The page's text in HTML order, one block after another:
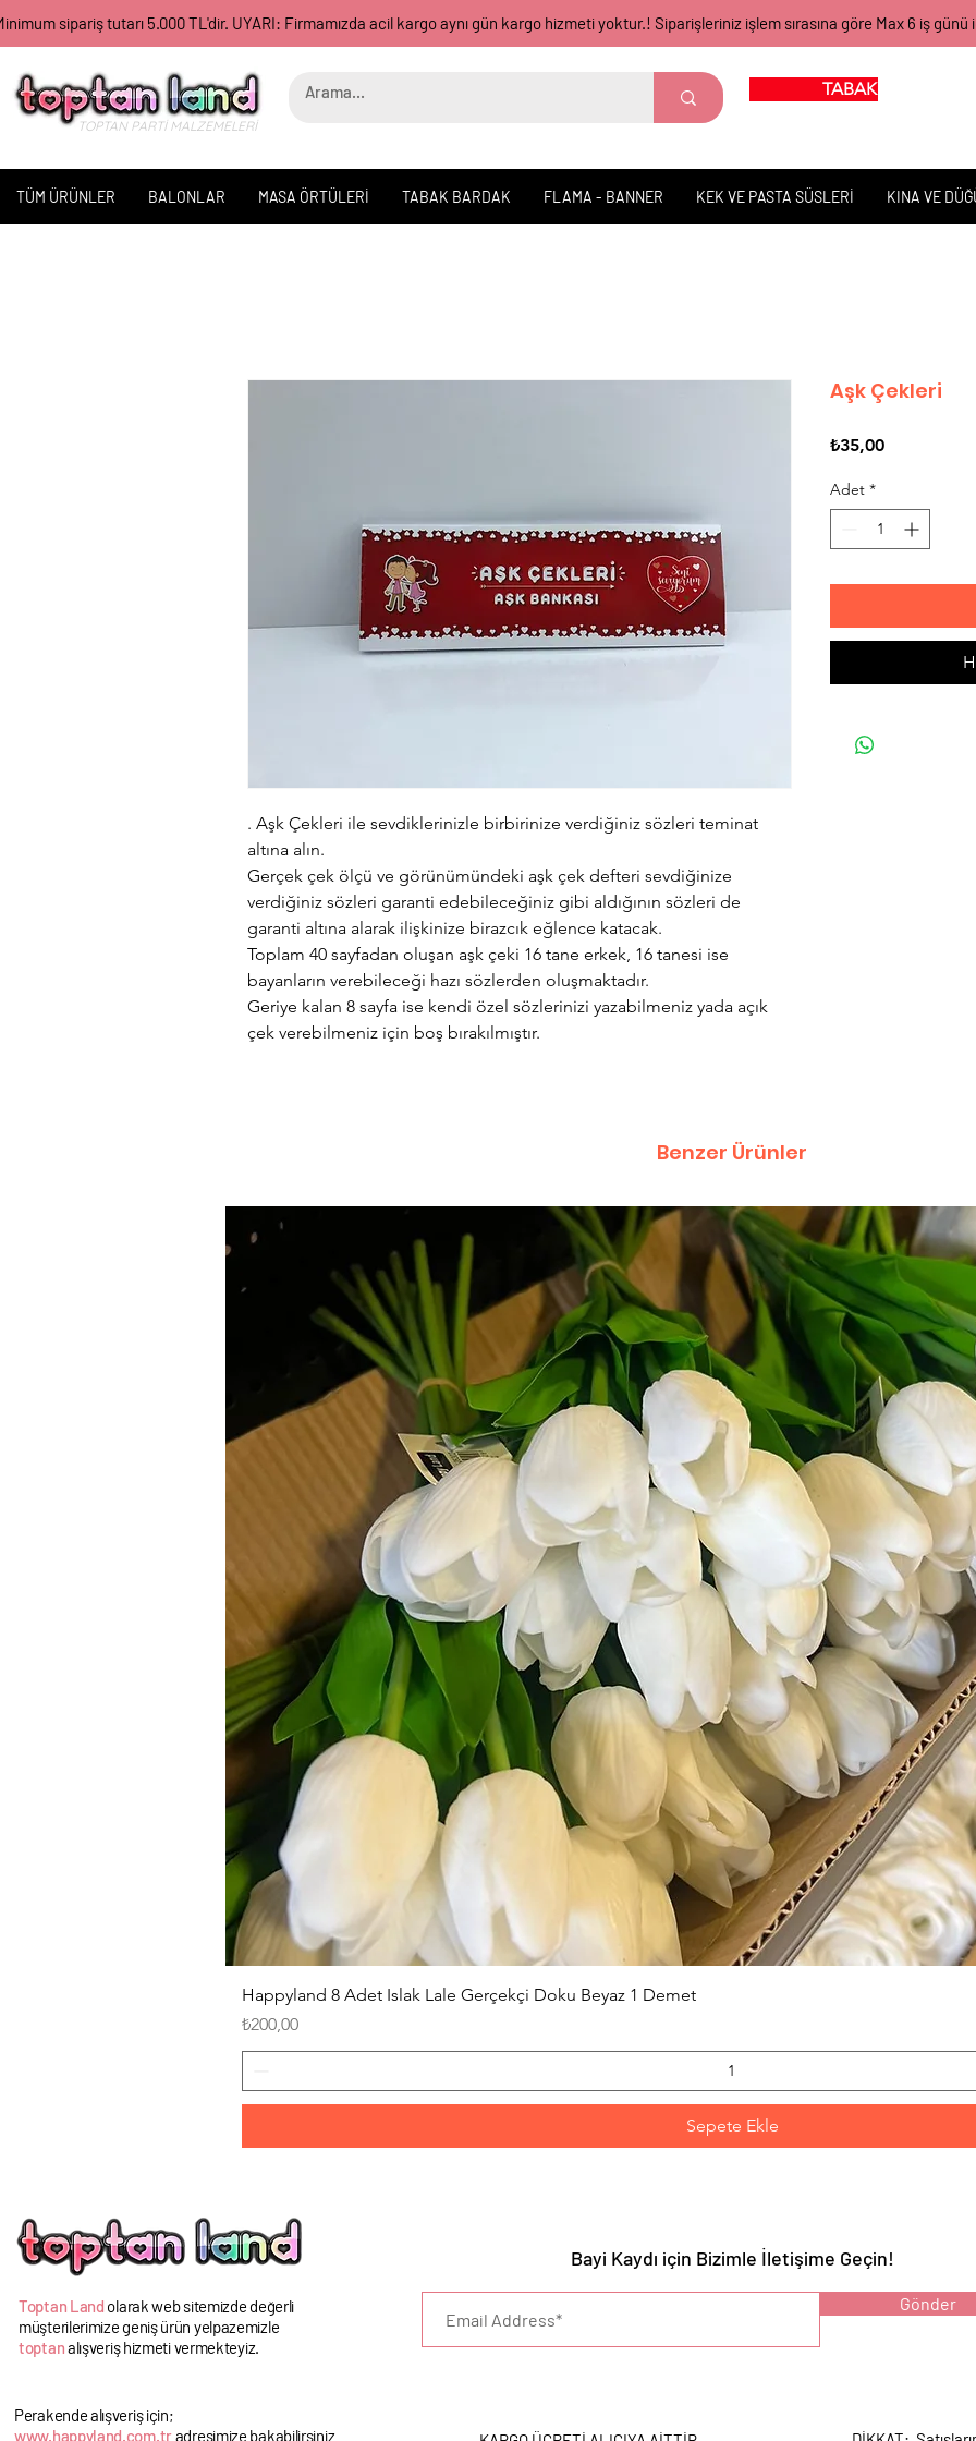
sipariş tutarı 5.000 TL'dir. UYARI: Firmamızda acil kargo aynı gün kargo hizmeti yoktur.! Siparişleriniz işlem sırasına göre Max 6 iş
TOPTAN PARTİ MALZEMELERİ
TABAK BARDAK
TÜM ÜRÜNLER BALONLAR MASA ÖRTÜLERİ TABAK BARDAK FLAMA - BANNER KEK VE PASTA SÜSLERİ KINA VE
. Aşk Çekleri ile sevdiklerinizle birbirinize verdiğiniz sözleri teminat
altına alın.
Gerçek çek ölçü ve görünümündeki aşk çek defteri sevdiğinize
verdiğiniz sözleri garanti edebileceğiniz gibi aldığının sözleri de
garanti altına alarak ilişkinize birazcık eğlence katacak.
Toplam 40 sayfadan oluşan aşk çeki 16 tane erkek, 16 tanesi ise
bayanların verebileceği hazı sözlerden oluşmaktadır.
Geriye kalan 8 sayfa ise kendi özel sözlerinizi yazabilmeniz yada açık
çek verebilmeniz için boş bırakılmıştır.
Aşk Çekleri
₺35,00Fiyat
Adet *
Benzer Ürünler
Happyland 8 Adet Islak Lale Gerçekçi Doku Beyaz 1 Demet
Fiyat
₺200,00
Sepete Ekle
Toptan Land olarak web sitemizde değerli
müşterilerimize geniş ürün yelpazemizle
toptanalışveriş hizmeti vermekteyiz.
Perakende alışveriş için;
www.happyland.com.tradresimize bakabilirsiniz
UYARI :
Bayi Kaydı için Bizimle İletişime Geçin!
Gönder